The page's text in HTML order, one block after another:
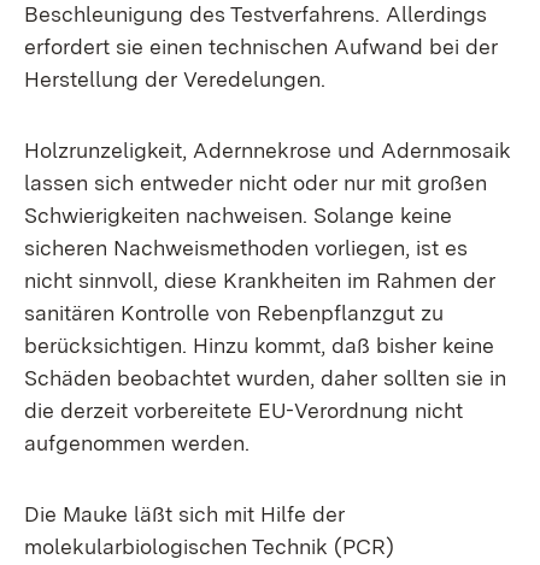
Beschleunigung des Testverfahrens. Allerdings
erfordert sie einen technischen Aufwand bei der
Herstellung der Veredelungen.
Holzrunzeligkeit, Adernnekrose und Adernmosaik
lassen sich entweder nicht oder nur mit großen
Schwierigkeiten nachweisen. Solange keine
sicheren Nachweismethoden vorliegen, ist es
nicht sinnvoll, diese Krankheiten im Rahmen der
sanitären Kontrolle von Rebenpflanzgut zu
berücksichtigen. Hinzu kommt, daß bisher keine
Schäden beobachtet wurden, daher sollten sie in
die derzeit vorbereitete EU-Verordnung nicht
aufgenommen werden.
Die Mauke läßt sich mit Hilfe der
molekularbiologischen Technik (PCR)